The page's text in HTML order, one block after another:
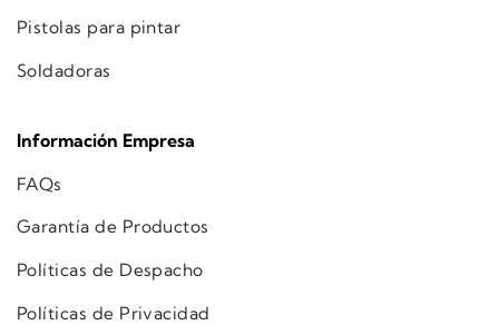
Pistolas para pintar
Soldadoras
Información Empresa
FAQs
Garantía de Productos
Políticas de Despacho
Políticas de Privacidad